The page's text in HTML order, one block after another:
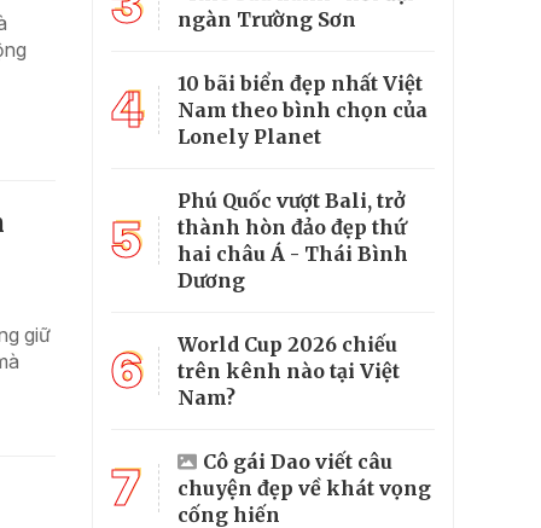
giữ
ngàn Trường Sơn
4
10 bãi biển đẹp nhất Việt
Nam theo bình chọn của
Lonely Planet
5
Phú Quốc vượt Bali, trở
thành hòn đảo đẹp thứ
hai châu Á - Thái Bình
Dương
6
World Cup 2026 chiếu
trên kênh nào tại Việt
Nam?
7
Cô gái Dao viết câu
chuyện đẹp về khát vọng
cống hiến